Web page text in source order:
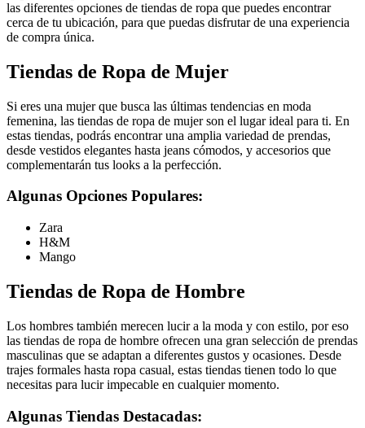
las diferentes opciones de tiendas de ropa que puedes encontrar
cerca de tu ubicación, para que puedas disfrutar de una experiencia
de compra única.
Tiendas de Ropa de Mujer
Si eres una mujer que busca las últimas tendencias en moda
femenina, las tiendas de ropa de mujer son el lugar ideal para ti. En
estas tiendas, podrás encontrar una amplia variedad de prendas,
desde vestidos elegantes hasta jeans cómodos, y accesorios que
complementarán tus looks a la perfección.
Algunas Opciones Populares:
Zara
H&M
Mango
Tiendas de Ropa de Hombre
Los hombres también merecen lucir a la moda y con estilo, por eso
las tiendas de ropa de hombre ofrecen una gran selección de prendas
masculinas que se adaptan a diferentes gustos y ocasiones. Desde
trajes formales hasta ropa casual, estas tiendas tienen todo lo que
necesitas para lucir impecable en cualquier momento.
Algunas Tiendas Destacadas: